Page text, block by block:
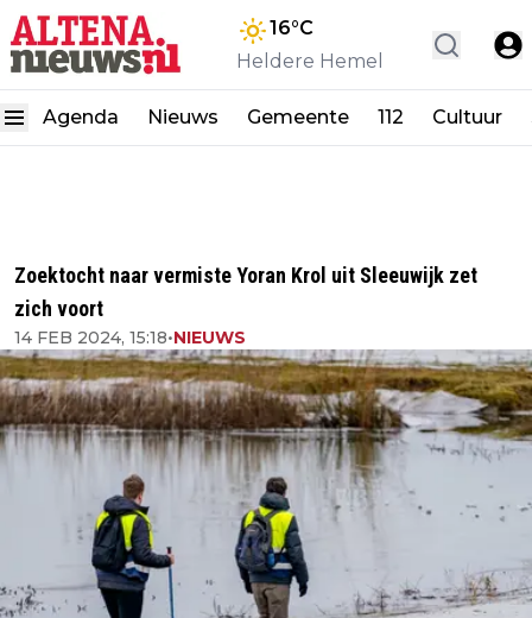
16°C
Heldere Hemel
Agenda Nieuws Gemeente 112 Cultuur
Zoektocht naar vermiste Yoran Krol uit Sleeuwijk zet
zich voort
14 FEB 2024, 15:18•NIEUWS